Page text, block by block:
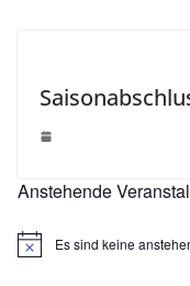
Anstehende
H
Es sind keine